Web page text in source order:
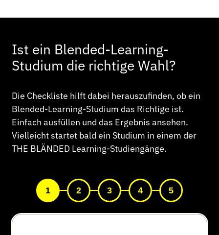
Ist ein Blended-Learning-
Studium die richtige Wahl?
Die Checkliste hilft dabei herauszufinden, ob ein
Blended-Learning-Studium das Richtige ist.
Einfach ausfüllen und das Ergebnis ansehen.
Vielleicht startet bald ein Studium in einem der
THE BLÄNDED Learning-Studiengänge.